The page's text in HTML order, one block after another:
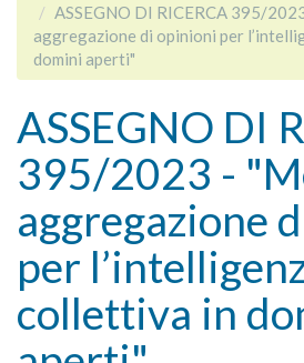
ASSEGNO DI RICERCA 395/
aggregazione di opinioni per
domini aperti"
ASSEGNO DI
395/2023 -
aggregazione
per
collettiva in